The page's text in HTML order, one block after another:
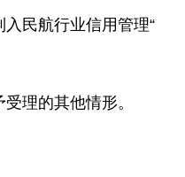
入民航行业信用管理“
理的其他情形。